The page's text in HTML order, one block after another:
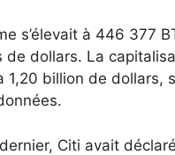
s’élevait à 446 377
de dollars. La
1,20 billion de dollars,
Citi avait